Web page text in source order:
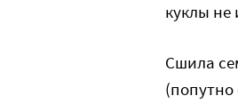
куклы не
Сшила